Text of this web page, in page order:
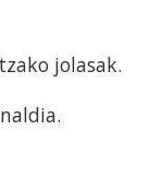
jolasak.